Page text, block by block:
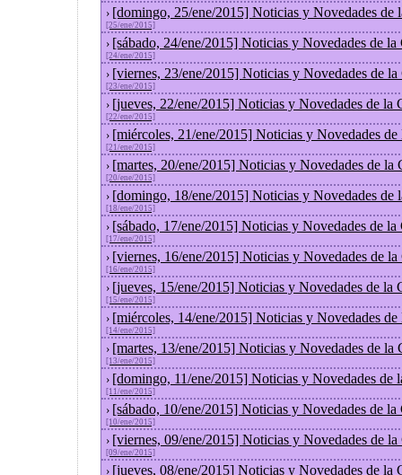
› [domingo, 25/ene/2015] Noticias y Novedades de
[25/ene/2015]
› [sábado, 24/ene/2015] Noticias y Novedades de la
[24/ene/2015]
› [viernes, 23/ene/2015] Noticias y Novedades de
[23/ene/2015]
› [jueves, 22/ene/2015] Noticias y Novedades de la
[22/ene/2015]
› [miércoles, 21/ene/2015] Noticias y Novedades
[21/ene/2015]
› [martes, 20/ene/2015] Noticias y Novedades de la
[20/ene/2015]
› [domingo, 18/ene/2015] Noticias y Novedades de
[18/ene/2015]
› [sábado, 17/ene/2015] Noticias y Novedades de la
[17/ene/2015]
› [viernes, 16/ene/2015] Noticias y Novedades de
[16/ene/2015]
› [jueves, 15/ene/2015] Noticias y Novedades de la
[15/ene/2015]
› [miércoles, 14/ene/2015] Noticias y Novedades
[14/ene/2015]
› [martes, 13/ene/2015] Noticias y Novedades de la
[13/ene/2015]
› [domingo, 11/ene/2015] Noticias y Novedades de
[11/ene/2015]
› [sábado, 10/ene/2015] Noticias y Novedades de la
[10/ene/2015]
› [viernes, 09/ene/2015] Noticias y Novedades de
[09/ene/2015]
› [jueves, 08/ene/2015] Noticias y Novedades de la